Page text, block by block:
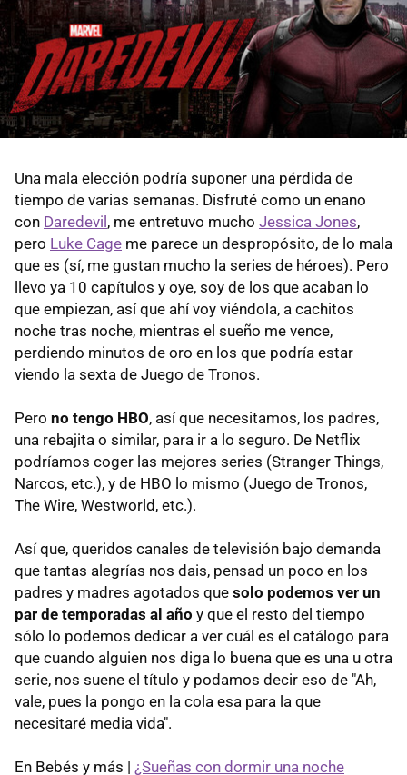
Una mala elección podría suponer una pérdida de
tiempo de varias semanas. Disfruté como un enano
con Daredevil, me entretuvo mucho Jessica Jones,
pero Luke Cage me parece un despropósito, de lo mala
que es (sí, me gustan mucho la series de héroes). Pero
llevo ya 10 capítulos y oye, soy de los que acaban lo
que empiezan, así que ahí voy viéndola, a cachitos
noche tras noche, mientras el sueño me vence,
perdiendo minutos de oro en los que podría estar
viendo la sexta de Juego de Tronos.
Pero no tengo HBO, así que necesitamos, los padres,
una rebajita o similar, para ir a lo seguro. De Netflix
podríamos coger las mejores series (Stranger Things,
Narcos, etc.), y de HBO lo mismo (Juego de Tronos,
The Wire, Westworld, etc.).
Así que, queridos canales de televisión bajo demanda
que tantas alegrías nos dais, pensad un poco en los
padres y madres agotados que solo podemos ver un
par de temporadas al año y que el resto del tiempo
sólo lo podemos dedicar a ver cuál es el catálogo para
que cuando alguien nos diga lo buena que es una u otra
serie, nos suene el título y podamos decir eso de "Ah,
vale, pues la pongo en la cola esa para la que
necesitaré media vida".
En Bebés y más | ¿Sueñas con dormir una noche